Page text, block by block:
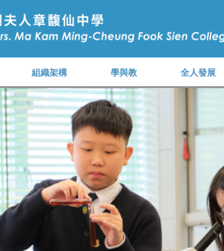
組織架構 學與教 全人發展